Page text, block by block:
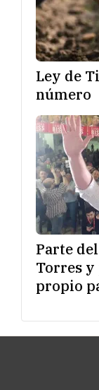
Ley de
número
Parte
Torres y
propio